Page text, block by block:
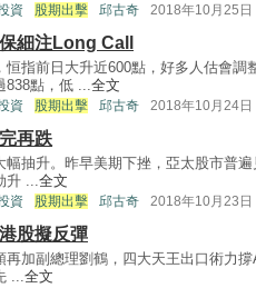
資 股期出擊 邱古奇 2018年10月25日
細注Long Call
恒指前日大升近600點，好多人估會
838點，低 ...全文
資 股期出擊 邱古奇 2018年10月24日
再跌
幅抽升。昨早美期下挫，亞太股市普
升 ...全文
資 股期出擊 邱古奇 2018年10月23日
股擬反彈
再加副總理劉鶴，四大天王出口術力
...全文